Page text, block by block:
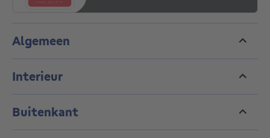
gegeerde buurt van Jette.
Info en bezoeken: RESIDENCY – 02/268.58.00
Algemeen
Interieur
Buitenkant